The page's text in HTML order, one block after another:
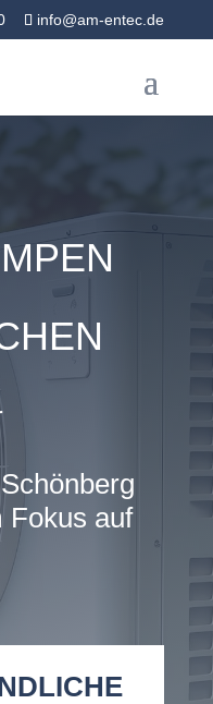
info@am-entec.de
Fokus auf